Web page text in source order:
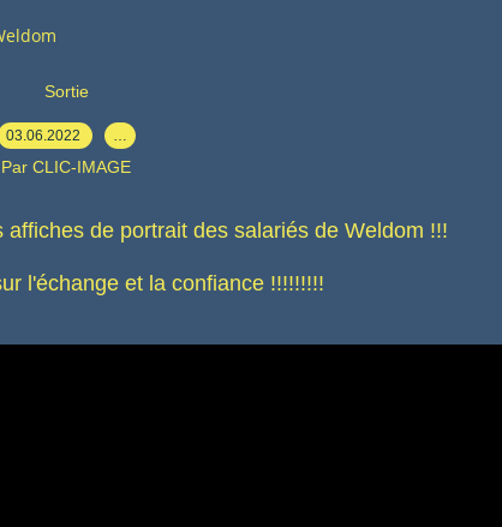
Sortie
03.06.2022
Par CLIC-IMAGE
de portrait des salariés de Weldom !!!
l'échange et la confiance !!!!!!!!!